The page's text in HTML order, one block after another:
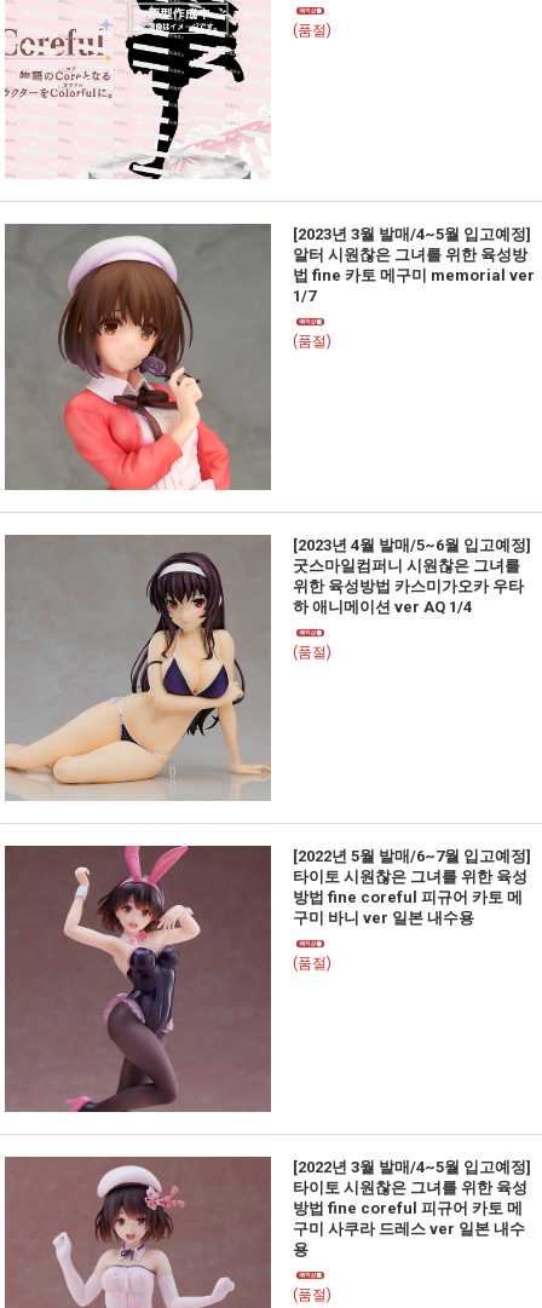
(품절)
[2023년 3월 발매/4~5월 입고예정]
알터 시원찮은 그녀를 위한 육성방
법 fine 카토 메구미 memorial ver
1/7
(품절)
[2023년 4월 발매/5~6월 입고예정]
굿스마일컴퍼니 시원찮은 그녀를
위한 육성방법 카스미가오카 우타
하 애니메이션 ver AQ 1/4
(품절)
[2022년 5월 발매/6~7월 입고예정]
타이토 시원찮은 그녀를 위한 육성
방법 fine coreful 피규어 카토 메
구미 바니 ver 일본 내수용
(품절)
[2022년 3월 발매/4~5월 입고예정]
타이토 시원찮은 그녀를 위한 육성
방법 fine coreful 피규어 카토 메
구미 사쿠라 드레스 ver 일본 내수
용
(품절)